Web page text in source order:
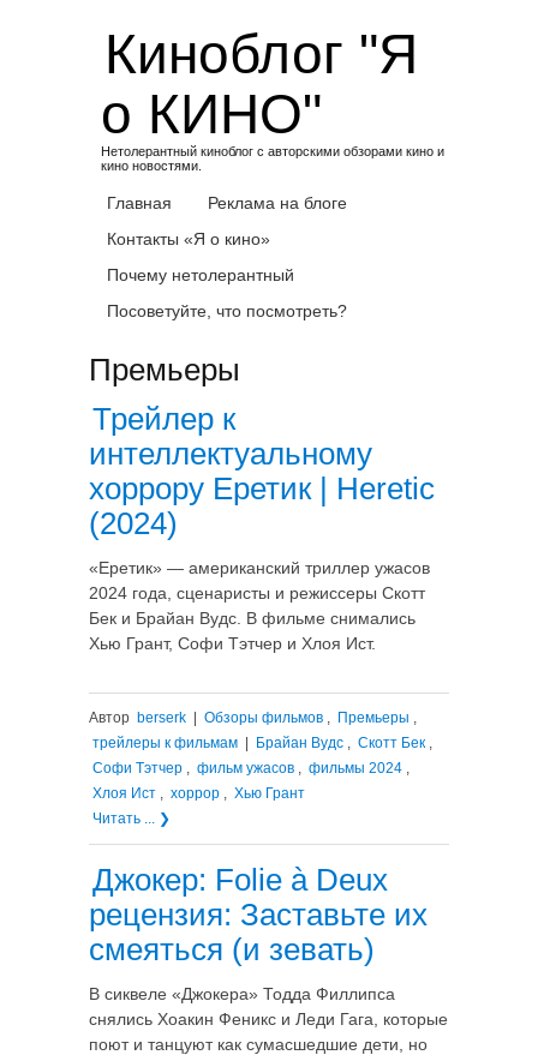
Киноблог "Я
о КИНО"
Нетолерантный киноблог с авторскими обзорами кино и
кино новостями.
Главная
Реклама на блоге
Контакты «Я о кино»
Почему нетолерантный
Посоветуйте, что посмотреть?
Премьеры
Трейлер к
интеллектуальному
хоррору Еретик | Heretic
(2024)
«Еретик» — американский триллер ужасов
2024 года, сценаристы и режиссеры Скотт
Бек и Брайан Вудс. В фильме снимались
Хью Грант, Софи Тэтчер и Хлоя Ист.
Автор berserk Обзоры фильмов , Премьеры ,
трейлеры к фильмам
Брайан Вудс , Скотт Бек ,
Софи Тэтчер , фильм ужасов , фильмы 2024 ,
Хлоя Ист , хоррор , Хью Грант
Читать ... ❯
Джокер: Folie à Deux
рецензия: Заставьте их
смеяться (и зевать)
В сиквеле «Джокера» Тодда Филлипса
снялись Хоакин Феникс и Леди Гага, которые
поют и танцуют как сумасшедшие дети, но